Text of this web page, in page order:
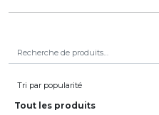
Tout les produits